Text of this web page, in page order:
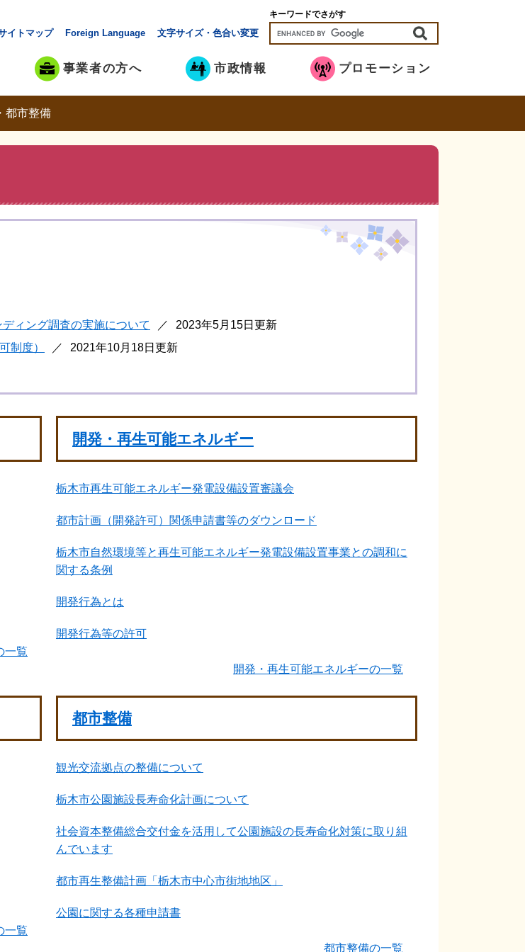
イトマップ Foreign Language 文字サイズ・色合い変更
キーワードでさがす
事業者の方へ 市政情報 プロモーション
都市整備
ィング調査の実施について
2023年5月15日更新
制度）
2021年10月18日更新
一覧
開発・再生可能エネルギー
栃木市再生可能エネルギー発電設備設置審議会
都市計画（開発許可）関係申請書等のダウンロード
栃木市自然環境等と再生可能エネルギー発電設備設置事業との調和に
関する条例
開発行為とは
開発行為等の許可
開発・再生可能エネルギーの一覧
一覧
都市整備
観光交流拠点の整備について
栃木市公園施設長寿命化計画について
社会資本整備総合交付金を活用して公園施設の長寿命化対策に取り組
んでいます
都市再生整備計画「栃木市中心市街地地区」
公園に関する各種申請書
都市整備の一覧